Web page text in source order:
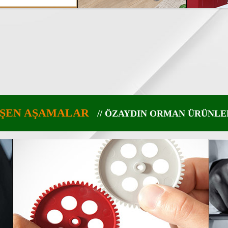
AŞAMALAR // ÖZAYDIN ORMAN